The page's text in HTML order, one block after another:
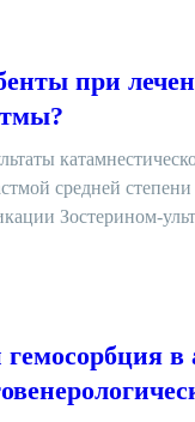
при
средней
Зостерином-
в